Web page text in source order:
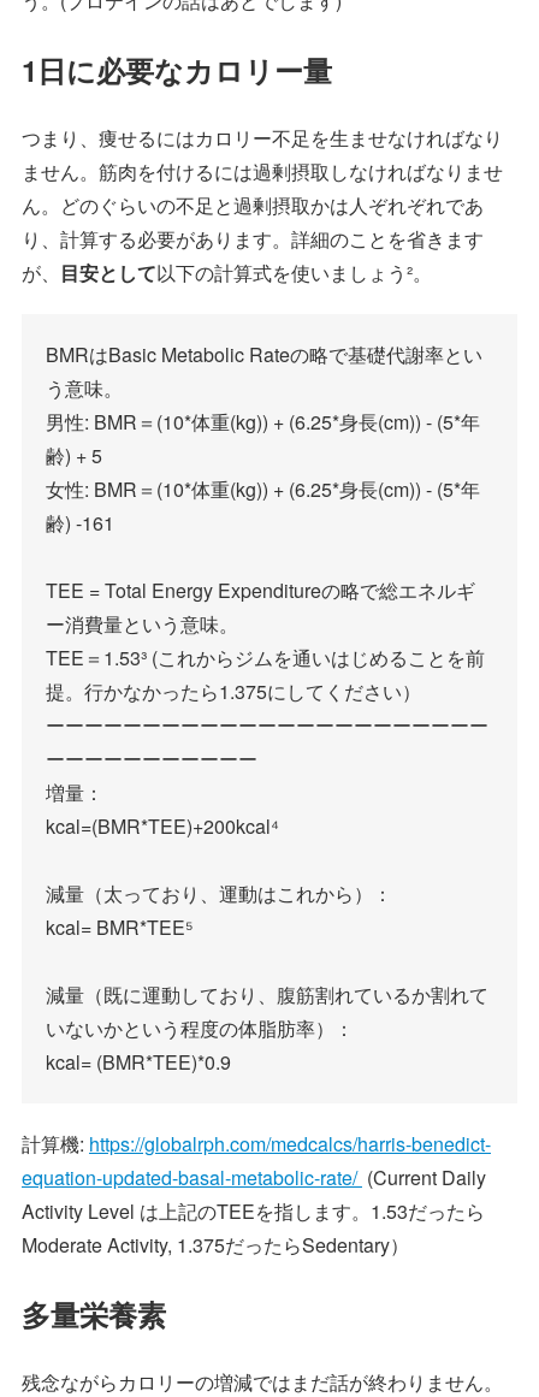
1日に必要なカロリー量
つまり、痩せるにはカロリー不足を生ませなければなり
ません。筋肉を付けるには過剰摂取しなければなりませ
ん。どのぐらいの不足と過剰摂取かは人ぞれぞれであ
り、計算する必要があります。詳細のことを省きます
が、 目安として以下の計算式を使いましょう²。
BMRはBasic Metabolic Rateの略で基礎代謝率とい
う意味。
男性: BMR＝(10*体重(kg)) + (6.25*身長(cm)) - (5*年
齢) + 5
女性: BMR＝(10*体重(kg)) + (6.25*身長(cm)) - (5*年
齢) -161
TEE = Total Energy Expenditureの略で総エネルギ
ー消費量という意味。
TEE＝1.53³ (これからジムを通いはじめることを前
提。行かなかったら1.375にしてください）
ーーーーーーーーーーーーーーーーーーーーーーー
ーーーーーーーーーーー
増量：
kcal=(BMR*TEE)+200kcal⁴
減量（太っており、運動はこれから）：
kcal= BMR*TEE⁵
減量（既に運動しており、腹筋割れているか割れて
いないかという程度の体脂肪率）：
kcal= (BMR*TEE)*0.9
計算機: https://globalrph.com/medcalcs/harris-benedict-
equation-updated-basal-metabolic-rate/ (Current Daily
Activity Level は上記のTEEを指します。1.53だったら
Moderate Activity, 1.375だったらSedentary）
多量栄養素
残念ながらカロリーの増減ではまだ話が終わりません。